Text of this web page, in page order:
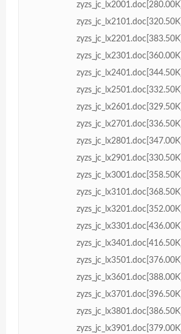
zyzs_jc_lx2001.doc[280.00K]
zyzs_jc_lx2101.doc[320.50K]
zyzs_jc_lx2201.doc[383.50K]
zyzs_jc_lx2301.doc[360.00K]
zyzs_jc_lx2401.doc[344.50K]
zyzs_jc_lx2501.doc[332.50K]
zyzs_jc_lx2601.doc[329.50K]
zyzs_jc_lx2701.doc[336.50K]
zyzs_jc_lx2801.doc[347.00K]
zyzs_jc_lx2901.doc[330.50K]
zyzs_jc_lx3001.doc[358.50K]
zyzs_jc_lx3101.doc[368.50K]
zyzs_jc_lx3201.doc[352.00K]
zyzs_jc_lx3301.doc[436.00K]
zyzs_jc_lx3401.doc[416.50K]
zyzs_jc_lx3501.doc[376.00K]
zyzs_jc_lx3601.doc[388.00K]
zyzs_jc_lx3701.doc[396.50K]
zyzs_jc_lx3801.doc[386.50K]
zyzs_jc_lx3901.doc[379.00K]